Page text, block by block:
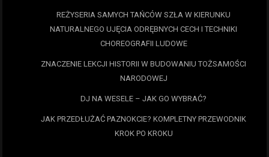
REŻYSERIA SAMYCH TAŃCÓW SZŁA W KIERUNKU
NATURALNEGO UJĘCIA ODRĘBNYCH CECH I TECHNIKI
CHOREOGRAFII LUDOWE
ZNACZENIE LEKCJI HISTORII W BUDOWANIU TOŻSAMOŚCI
NARODOWEJ
DJ NA WESELE – JAK GO WYBRAĆ?
JAK PRZEDŁUŻAĆ PAZNOKCIE? KOMPLETNY PRZEWODNIK
KROK PO KROKU